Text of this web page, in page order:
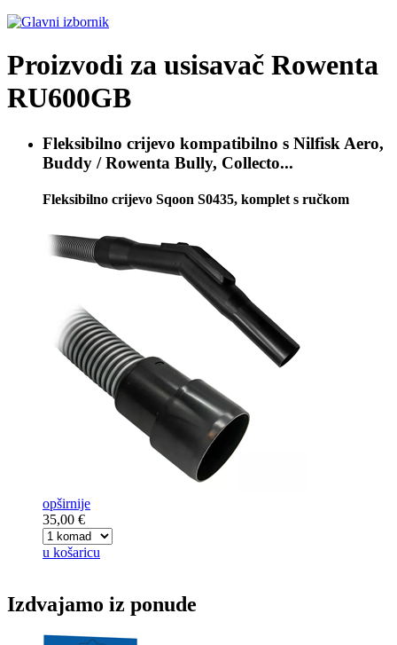
Proizvodi za usisavač Rowenta
RU600GB
Fleksibilno crijevo kompatibilno s Nilfisk Aero,
Buddy / Rowenta Bully, Collecto...
Fleksibilno crijevo Sqoon S0435, komplet s ručkom
opširnije
35,00 €
u košaricu
Izdvajamo iz ponude